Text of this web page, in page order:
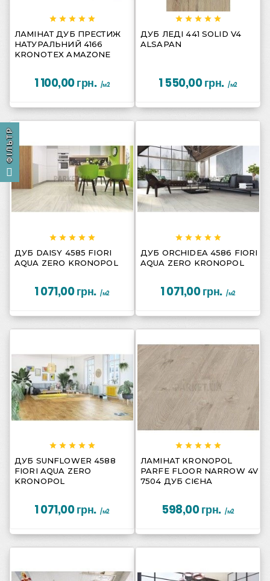
  
    
ЛАМІНАТ ДУБ ПРЕСТИЖ
НАТУРАЛЬНИЙ 4166
KRONOTEX AMAZONE
1 100,00 грн. /м2
  
    
ДУБ ЛЕДІ 441 SOLID V4
ALSAPAN
1 550,00 грн. /м2
  
    
ДУБ DAISY 4585 FIORI
AQUA ZERO KRONOPOL
1 071,00 грн. /м2
  
    
ДУБ ORCHIDEA 4586 FIORI
AQUA ZERO KRONOPOL
1 071,00 грн. /м2
  
    
ДУБ SUNFLOWER 4588
FIORI AQUA ZERO
KRONOPOL
1 071,00 грн. /м2
  
    
ЛАМІНАТ KRONOPOL
PARFE FLOOR NARROW 4V
7504 ДУБ СІЄНА
598,00 грн. /м2
ФІЛЬТР